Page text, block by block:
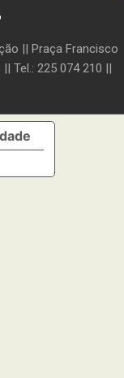
|| Praça Francisco
Tel.: 225 074 210 ||